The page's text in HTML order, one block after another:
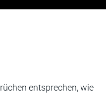
entsprechen, wie